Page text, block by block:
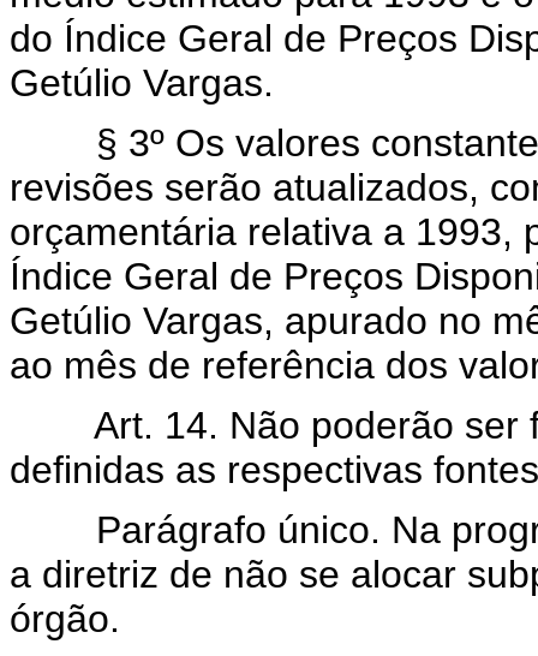
do Índice Geral de Preços
Getúlio Vargas.
§ 3º Os valores
revisões serão atualizados,
orçamentária relativa a 1993,
Índice Geral de Preços
Getúlio Vargas, apurado no
ao mês de referência dos
Art. 14. Não poderão ser
definidas as respectivas
Parágrafo único. Na
a diretriz de não se alocar
órgão.